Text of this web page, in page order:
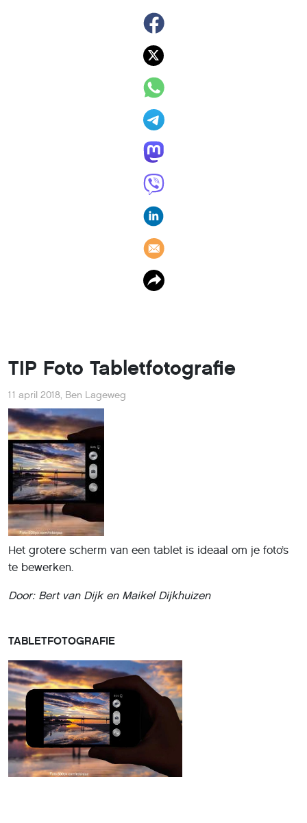
TIP Foto Tabletfotografie
11 april 2018, Ben Lageweg
Het grotere scherm van een tablet is ideaal om je foto’s
te bewerken.
Door: Bert van Dijk en Maikel Dijkhuizen
TABLETFOTOGRAFIE